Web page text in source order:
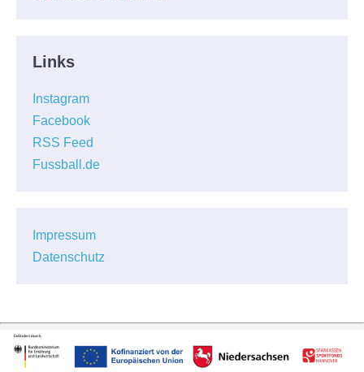
Links
Instagram
Facebook
RSS Feed
Fussball.de
Impressum
Datenschutz